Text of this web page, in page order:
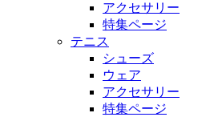
アクセサリー
特集ページ
テニス
シューズ
ウェア
アクセサリー
特集ページ